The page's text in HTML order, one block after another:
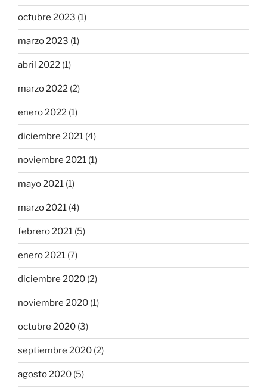
octubre 2023 (1)
marzo 2023 (1)
abril 2022 (1)
marzo 2022 (2)
enero 2022 (1)
diciembre 2021 (4)
noviembre 2021 (1)
mayo 2021 (1)
marzo 2021 (4)
febrero 2021 (5)
enero 2021 (7)
diciembre 2020 (2)
noviembre 2020 (1)
octubre 2020 (3)
septiembre 2020 (2)
agosto 2020 (5)